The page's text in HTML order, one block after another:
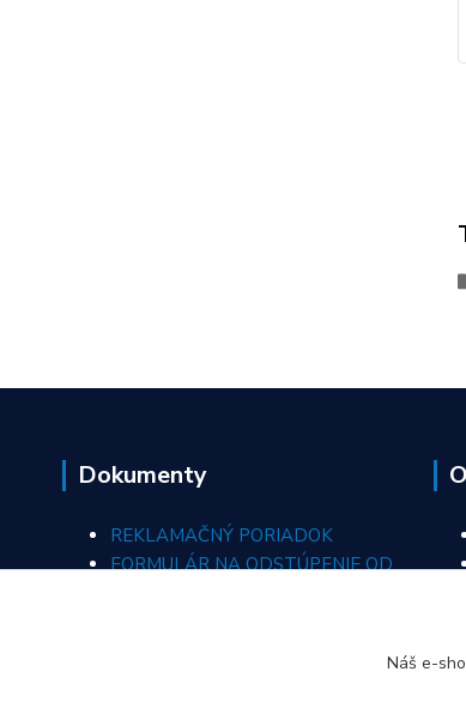
Dokumenty
REKLAMAČNÝ PORIADOK
FORMULÁR NA ODSTÚPENIE OD
Náš e-